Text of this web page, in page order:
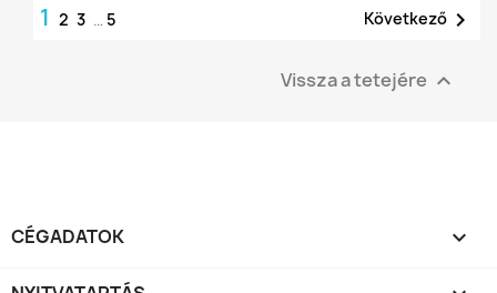
1 2 3 … 5 Következő 
Vissza a tetejére 
CÉGADATOK 